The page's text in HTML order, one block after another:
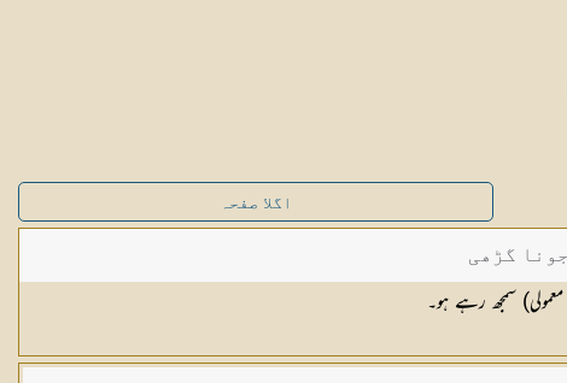
اگلا صفحہ
گڑھی
سمجھ رہے ہو۔